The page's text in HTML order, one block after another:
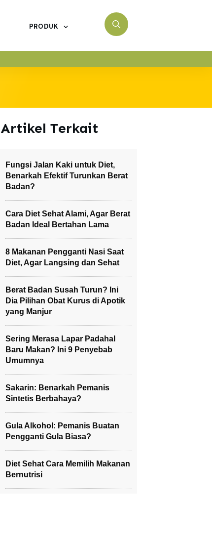
PRODUK
Artikel Terkait
Fungsi Jalan Kaki untuk Diet,
Benarkah Efektif Turunkan Berat
Badan?
Cara Diet Sehat Alami, Agar Berat
Badan Ideal Bertahan Lama
8 Makanan Pengganti Nasi Saat
Diet, Agar Langsing dan Sehat
Berat Badan Susah Turun? Ini
Dia Pilihan Obat Kurus di Apotik
yang Manjur
Sering Merasa Lapar Padahal
Baru Makan? Ini 9 Penyebab
Umumnya
Sakarin: Benarkah Pemanis
Sintetis Berbahaya?
Gula Alkohol: Pemanis Buatan
Pengganti Gula Biasa?
Diet Sehat Cara Memilih Makanan
Bernutrisi